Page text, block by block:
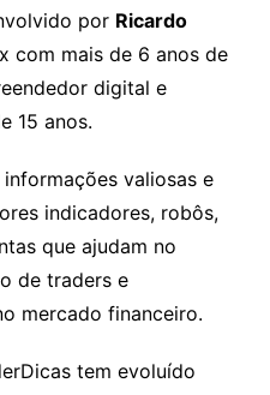
por Ricardo
com mais de 6 anos de
digital e
15 anos.
valiosas e
indicadores, robôs,
que ajudam no
de traders e
mercado financeiro.
tem evoluído